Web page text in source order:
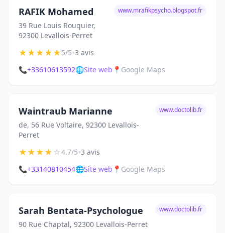
RAFIK Mohamed
39 Rue Louis Rouquier,
92300 Levallois-Perret
www.mrafikpsycho.blogspot.fr
★★★★★5/5•3 avis
📞+33610613592🌐Site web 📍 Google Maps
Waintraub Marianne
de, 56 Rue Voltaire, 92300 Levallois-
Perret
www.doctolib.fr
★★★★☆4.7/5•3 avis
📞+33140810454🌐Site web 📍 Google Maps
Sarah Bentata-Psychologue
90 Rue Chaptal, 92300 Levallois-Perret
www.doctolib.fr